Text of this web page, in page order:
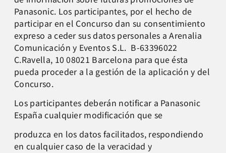
Panasonic. Los participantes, por el hecho de
participar en el Concurso dan su consentimiento
expreso a ceder sus datos personales a Arenalia
Comunicación y Eventos S.L. B-63396022
C.Ravella, 10 08021 Barcelona para que ésta
pueda proceder a la gestión de la aplicación y del
Concurso.
Los participantes deberán notificar a Panasonic
España cualquier modificación que se
produzca en los datos facilitados, respondiendo
en cualquier caso de la veracidad y